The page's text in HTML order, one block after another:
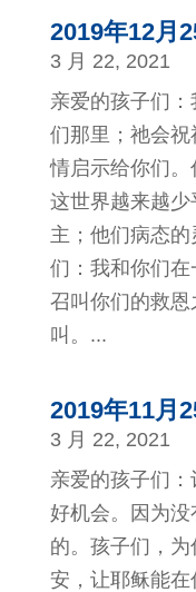
2019年12月
3 月 22, 2021
亲爱的孩子们
们那里；祂会
情启示给你们
这世界越来越
主；他们病态
们：我和你们
召叫你们的救
叫。...
2019年11月
3 月 22, 2021
亲爱的孩子们
好机会。因为
的。孩子们，
安，让耶稣能